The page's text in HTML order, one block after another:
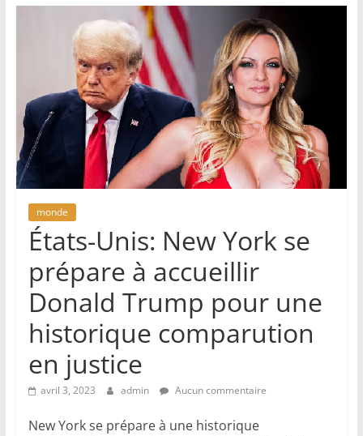
monde
États-Unis: New York se
prépare à accueillir
Donald Trump pour une
historique comparution
en justice
avril 3, 2023 admin Aucun commentaire
New York se prépare à une historique